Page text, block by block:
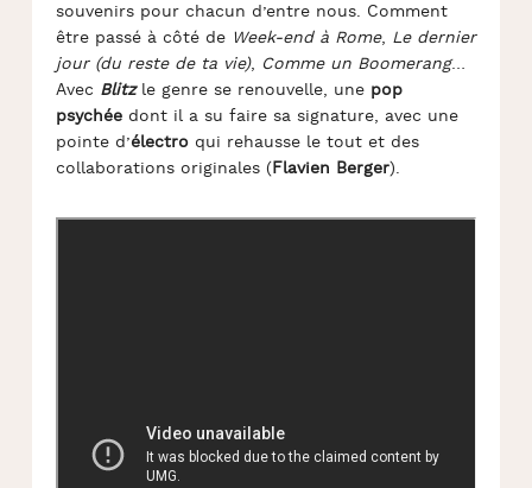
souvenirs pour chacun d’entre nous. Comment
être passé à côté de Week-end à Rome, Le dernier
jour (du reste de ta vie), Comme un Boomerang…
Avec Blitzle genre se renouvelle, une pop
psychéedont il a su faire sa signature, avec une
pointe d’électroqui rehausse le tout et des
collaborations originales (Flavien Berger).